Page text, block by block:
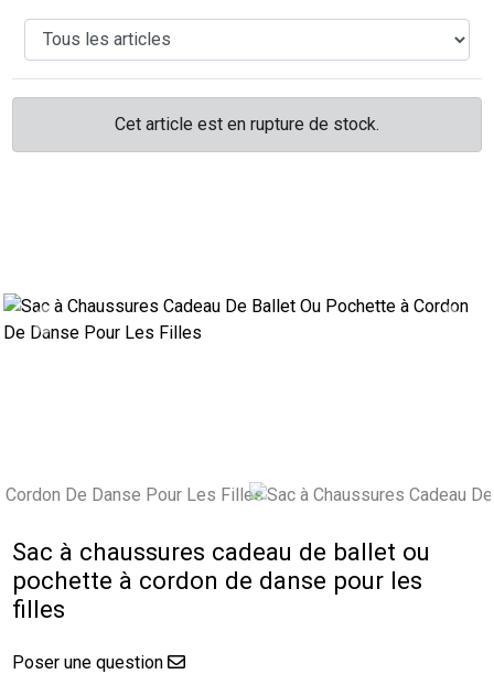
Cet article est en rupture de stock.
Previous
Sac à chaussures cadeau de ballet ou
pochette à cordon de danse pour les
filles
Poser une question